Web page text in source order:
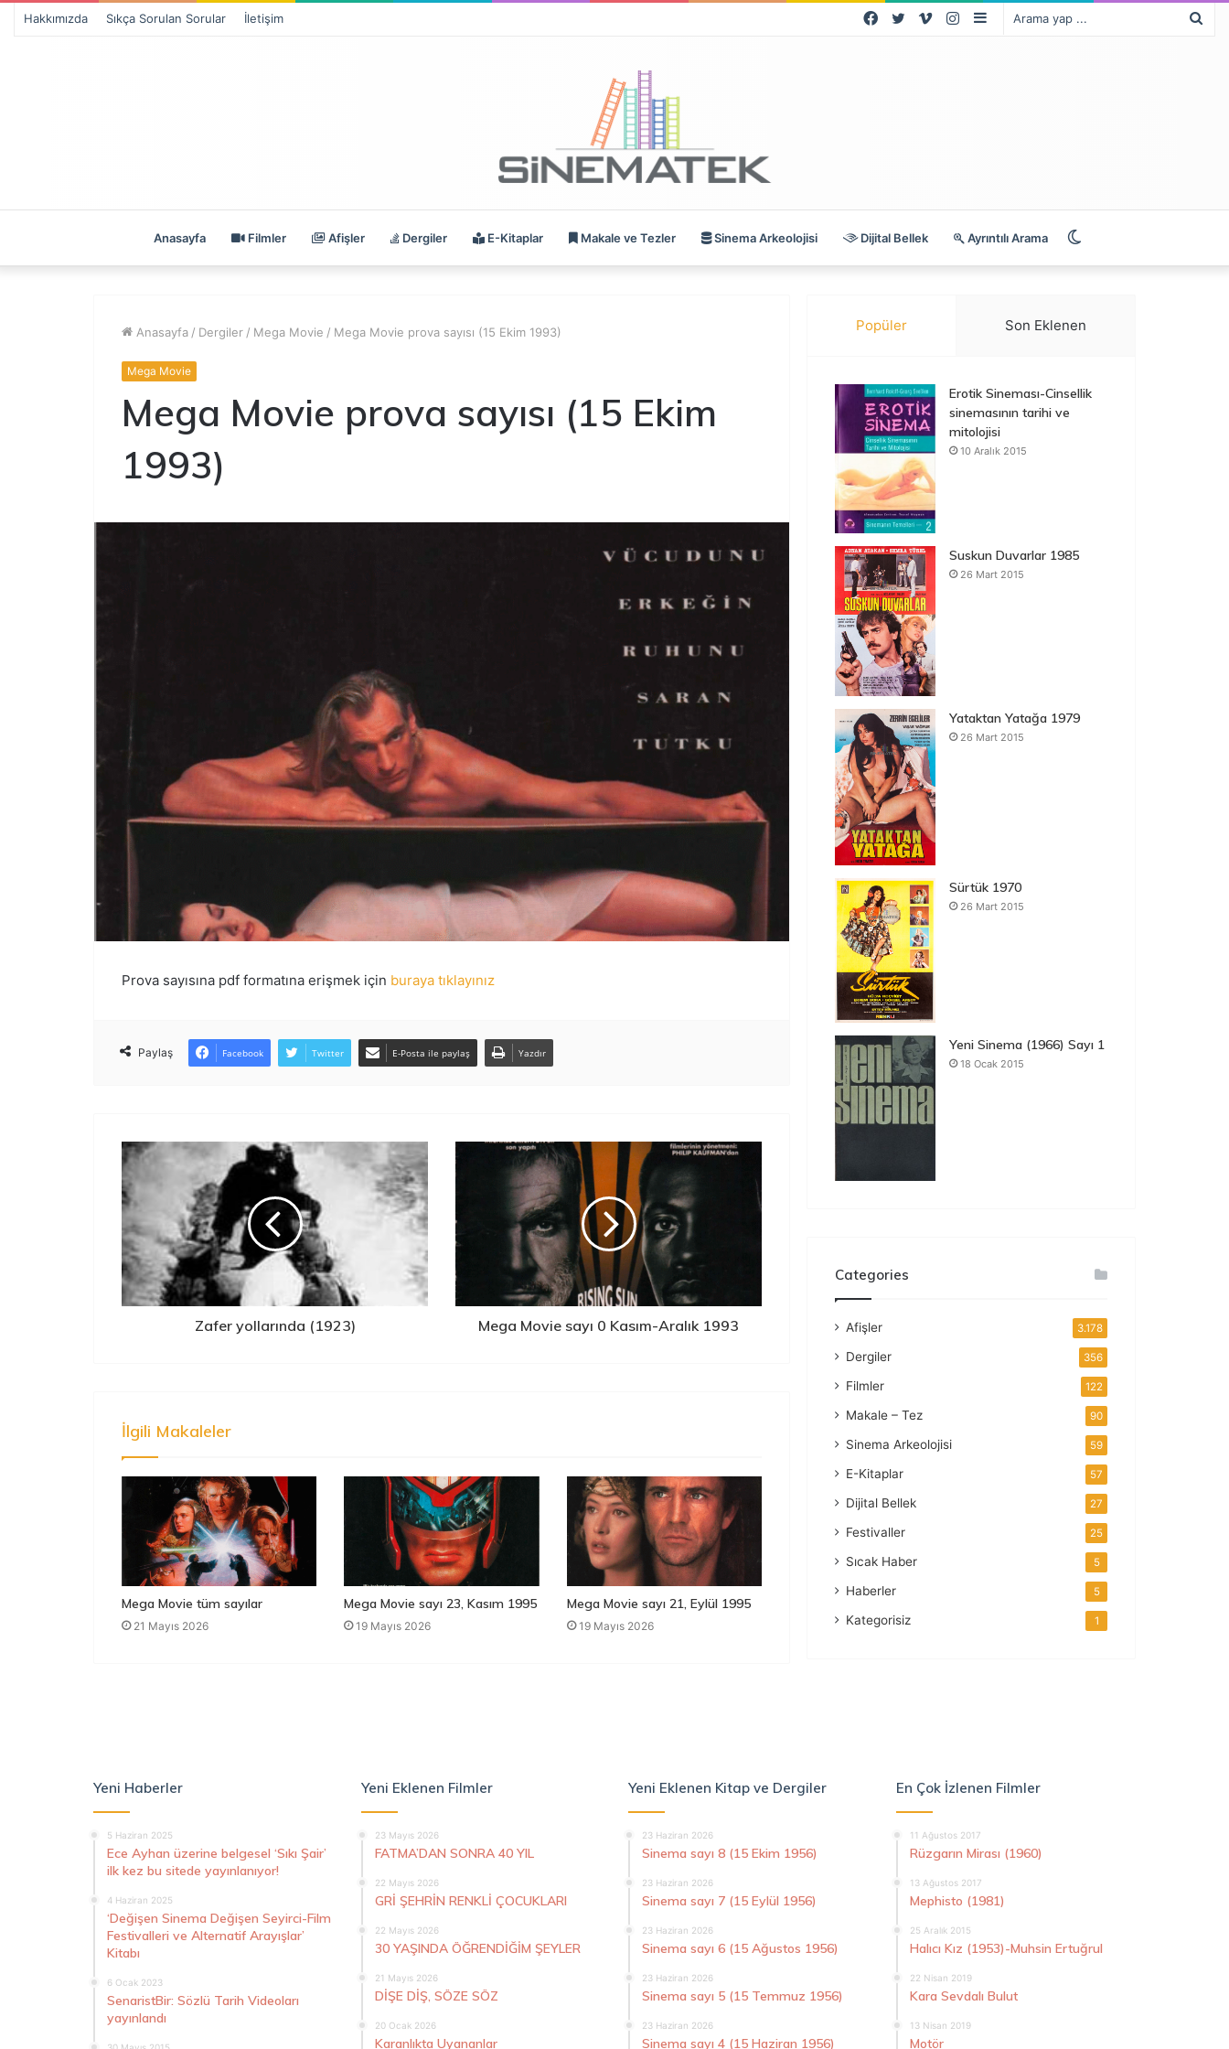
Hakkımızda Sıkça Sorulan Sorular İletişim
Kenar
Instagram
Vimeo
Twitter
Facebook
Anasayfa Filmler Afişler Dergiler E-Kitaplar Makale ve Tezler Sinema Arkeolojisi Dijital Bellek Ayrıntılı Arama
Anasayfa / Dergiler / Mega Movie / Mega Movie prova sayısı (15 Ekim 1993)
Mega Movie
Mega Movie prova sayısı (15 Ekim
1993)
Prova sayısına pdf formatına erişmek için buraya tıklayınız
Paylaş Facebook Twitter E-Posta ile paylaş Yazdır
Zafer yollarında (1923) Mega Movie sayı 0 Kasım-Aralık 1993
İlgili Makaleler
Mega Movie tüm sayılar
21 Mayıs 2026
Mega Movie sayı 23, Kasım 1995
19 Mayıs 2026
Mega Movie sayı 21, Eylül 1995
19 Mayıs 2026
Popüler Son Eklenen
Erotik Sineması-Cinsellik
sinemasının tarihi ve
mitolojisi
10 Aralık 2015
Suskun Duvarlar 1985
26 Mart 2015
Yataktan Yatağa 1979
26 Mart 2015
Sürtük 1970
26 Mart 2015
Yeni Sinema (1966) Sayı 1
18 Ocak 2015
Categories
Afişler 3.178
Dergiler 356
Filmler 122
Makale – Tez 90
Sinema Arkeolojisi 59
E-Kitaplar 57
Dijital Bellek 27
Festivaller 25
Sıcak Haber 5
Haberler 5
Kategorisiz 1
Yeni Haberler
5 Haziran 2025
Ece Ayhan üzerine belgesel ‘Sıkı Şair’
ilk kez bu sitede yayınlanıyor!
4 Haziran 2025
‘Değişen Sinema Değişen Seyirci-Film
Festivalleri ve Alternatif Arayışlar’
Kitabı
6 Ocak 2023
SenaristBir: Sözlü Tarih Videoları
yayınlandı
Yeni Eklenen Filmler
23 Mayıs 2026
FATMA’DAN SONRA 40 YIL
22 Mayıs 2026
GRİ ŞEHRİN RENKLİ ÇOCUKLARI
22 Mayıs 2026
30 YAŞINDA ÖĞRENDİĞİM ŞEYLER
21 Mayıs 2026
DİŞE DİŞ, SÖZE SÖZ
20 Ocak 2026
Karanlıkta Uyananlar
Yeni Eklenen Kitap ve Dergiler
23 Haziran 2026
Sinema sayı 8 (15 Ekim 1956)
23 Haziran 2026
Sinema sayı 7 (15 Eylül 1956)
23 Haziran 2026
Sinema sayı 6 (15 Ağustos 1956)
23 Haziran 2026
Sinema sayı 5 (15 Temmuz 1956)
23 Haziran 2026
Sinema sayı 4 (15 Haziran 1956)
En Çok İzlenen Filmler
11 Ağustos 2017
Rüzgarın Mirası (1960)
13 Ağustos 2017
Mephisto (1981)
25 Aralık 2015
Halıcı Kız (1953)-Muhsin Ertuğrul
22 Nisan 2019
Kara Sevdalı Bulut
13 Nisan 2019
Motör